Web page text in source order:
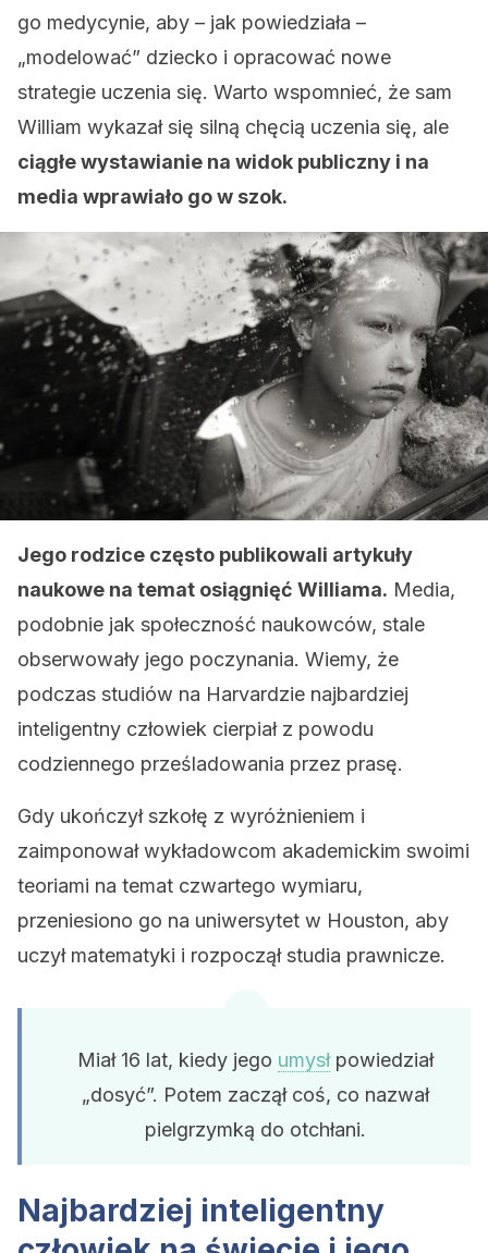
go medycynie, aby – jak powiedziała –
„modelować” dziecko i opracować nowe
strategie uczenia się. Warto wspomnieć, że sam
William wykazał się silną chęcią uczenia się, ale
ciągłe wystawianie na widok publiczny i na
media wprawiało go w szok.
Jego rodzice często publikowali artykuły
naukowe na temat osiągnięć Williama. Media,
podobnie jak społeczność naukowców, stale
obserwowały jego poczynania. Wiemy, że
podczas studiów na Harvardzie najbardziej
inteligentny człowiek cierpiał z powodu
codziennego prześladowania przez prasę.
Gdy ukończył szkołę z wyróżnieniem i
zaimponował wykładowcom akademickim swoimi
teoriami na temat czwartego wymiaru,
przeniesiono go na uniwersytet w Houston, aby
uczył matematyki i rozpoczął studia prawnicze.
Miał 16 lat, kiedy jego umysłpowiedział
„dosyć”. Potem zaczął coś, co nazwał
pielgrzymką do otchłani.
Najbardziej inteligentny